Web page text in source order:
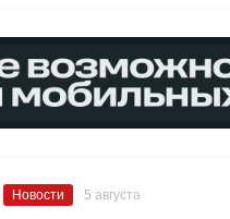
Новости 5 августа